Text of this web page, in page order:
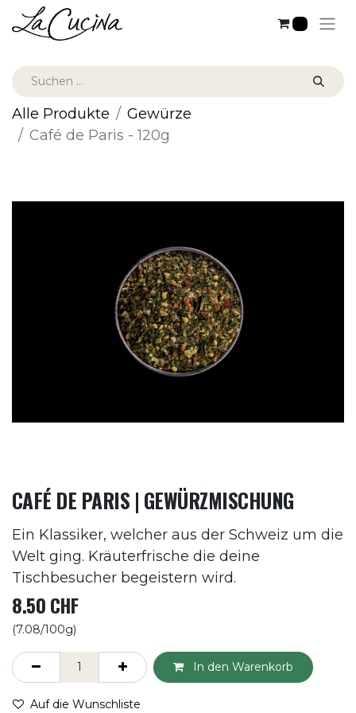
Alle Produkte
Gewürze
Café de Paris - 120g
CAFÉ DE PARIS | GEWÜRZMISCHUNG
Ein Klassiker, welcher aus der Schweiz um die
Welt ging. Kräuterfrische die deine
Tischbesucher begeistern wird.
8.50CHF
(7.08/100g)
In den Warenkorb
Auf die Wunschliste